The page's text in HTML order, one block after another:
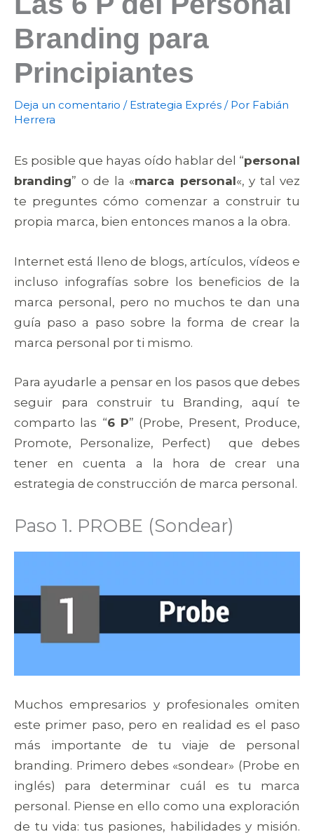
Branding para
Principiantes
Deja un comentario / Estrategia Exprés / Por Fabián
Herrera
Es posible que hayas oído hablar del “personal
branding” o de la «marca personal«, y tal vez
te preguntes cómo comenzar a construir tu
propia marca, bien entonces manos a la obra.
Internet está lleno de blogs, artículos, vídeos e
incluso infografías sobre los beneficios de la
marca personal, pero no muchos te dan una
guía paso a paso sobre la forma de crear la
marca personal por ti mismo.
Para ayudarle a pensar en los pasos que debes
seguir para construir tu Branding, aquí te
comparto las “6 P” (Probe, Present, Produce,
Promote, Personalize, Perfect) que debes
tener en cuenta a la hora de crear una
estrategia de construcción de marca personal.
Paso 1. PROBE (Sondear)
Muchos empresarios y profesionales omiten
este primer paso, pero en realidad es el paso
más importante de tu viaje de personal
branding. Primero debes «sondear» (Probe en
inglés) para determinar cuál es tu marca
personal. Piense en ello como una exploración
de tu vida: tus pasiones, habilidades y misión.